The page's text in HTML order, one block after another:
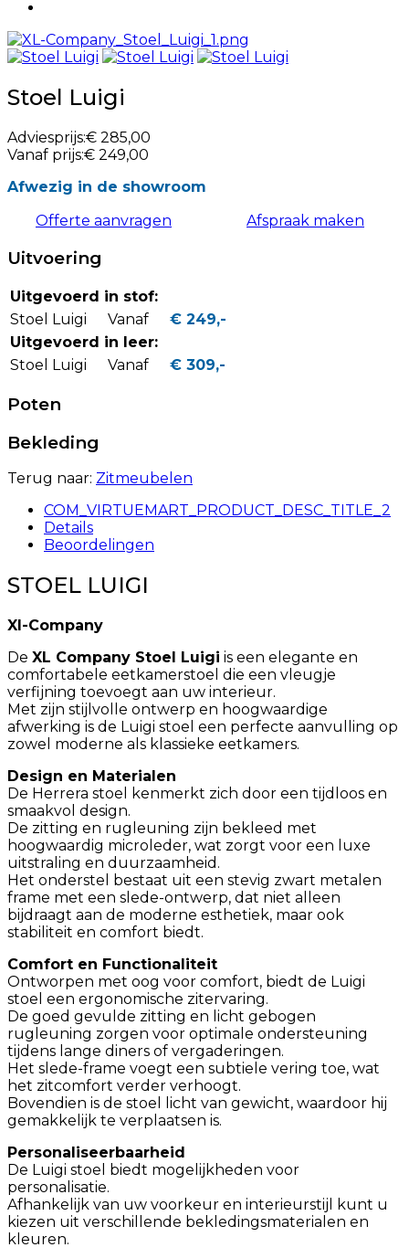
Stoel Luigi
Adviesprijs:€ 285,00
Vanaf prijs:€ 249,00
Afwezig in de showroom
Offerte aanvragen
Afspraak maken
Uitvoering
Uitgevoerd in stof:
Stoel Luigi
Vanaf
€ 249,-
Uitgevoerd in leer:
Stoel Luigi
Vanaf € 309,-
Poten
Bekleding
Terug naar: Zitmeubelen
COM_VIRTUEMART_PRODUCT_DESC_TITLE_2
Details
Beoordelingen
STOEL LUIGI
Xl-Company
De XL Company Stoel Luigi is een elegante en
comfortabele eetkamerstoel die een vleugje
verfijning toevoegt aan uw interieur.
Met zijn stijlvolle ontwerp en hoogwaardige
afwerking is de Luigi stoel een perfecte aanvulling op
zowel moderne als klassieke eetkamers.
Design en Materialen
De Herrera stoel kenmerkt zich door een tijdloos en
smaakvol design.
De zitting en rugleuning zijn bekleed met
hoogwaardig microleder, wat zorgt voor een luxe
uitstraling en duurzaamheid.
Het onderstel bestaat uit een stevig zwart metalen
frame met een slede-ontwerp, dat niet alleen
bijdraagt aan de moderne esthetiek, maar ook
stabiliteit en comfort biedt.
Comfort en Functionaliteit
Ontworpen met oog voor comfort, biedt de Luigi
stoel een ergonomische zitervaring.
De goed gevulde zitting en licht gebogen
rugleuning zorgen voor optimale ondersteuning
tijdens lange diners of vergaderingen.
Het slede-frame voegt een subtiele vering toe, wat
het zitcomfort verder verhoogt.
Bovendien is de stoel licht van gewicht, waardoor hij
gemakkelijk te verplaatsen is.
Personaliseerbaarheid
De Luigi stoel biedt mogelijkheden voor
personalisatie.
Afhankelijk van uw voorkeur en interieurstijl kunt u
kiezen uit verschillende bekledingsmaterialen en
kleuren.